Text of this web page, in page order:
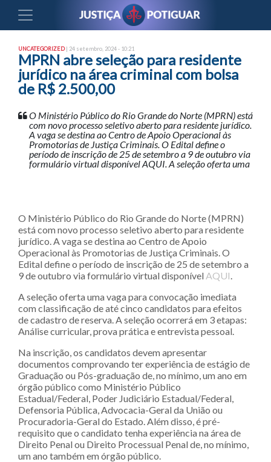
UNCATEGORIZED| 24 setembro, 2024 - 10:21
MPRN abre seleção para residente
jurídico na área criminal com bolsa
de R$ 2.500,00
O Ministério Público do Rio Grande do Norte (MPRN) está
com novo processo seletivo aberto para residente jurídico.
A vaga se destina ao Centro de Apoio Operacional às
Promotorias de Justiça Criminais. O Edital define o
período de inscrição de 25 de setembro a 9 de outubro via
formulário virtual disponível AQUI. A seleção oferta uma
O Ministério Público do Rio Grande do Norte (MPRN)
está com novo processo seletivo aberto para residente
jurídico. A vaga se destina ao Centro de Apoio
Operacional às Promotorias de Justiça Criminais. O
Edital define o período de inscrição de 25 de setembro a
9 de outubro via formulário virtual disponível AQUI.
A seleção oferta uma vaga para convocação imediata
com classificação de até cinco candidatos para efeitos
de cadastro de reserva. A seleção ocorrerá em 3 etapas:
Análise curricular, prova prática e entrevista pessoal.
Na inscrição, os candidatos devem apresentar
documentos comprovando ter experiência de estágio de
Graduação ou Pós-graduação de, no mínimo, um ano em
órgão público como Ministério Público
Estadual/Federal, Poder Judiciário Estadual/Federal,
Defensoria Pública, Advocacia-Geral da União ou
Procuradoria-Geral do Estado. Além disso, é pré-
requisito que o candidato tenha experiência na área de
Direito Penal ou Direito Processual Penal de, no mínimo,
um ano também em órgão público.